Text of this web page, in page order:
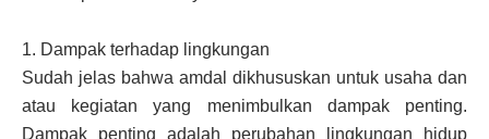
1. Dampak terhadap lingkungan
Sudah jelas bahwa amdal dikhususkan untuk usaha dan
atau kegiatan yang menimbulkan dampak penting.
Dampak penting adalah perubahan lingkungan hidup